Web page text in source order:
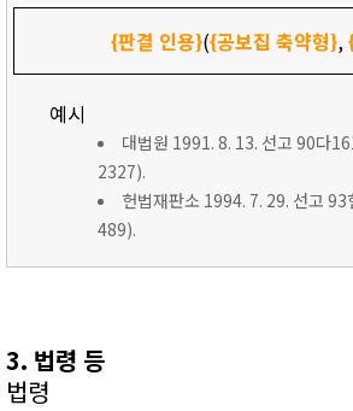
{판결 인용}({공보집 축약형},
예시
대법원 1991. 8. 13. 선고 90다
2327).
헌법재판소 1994. 7. 29. 선고
489).
3. 법령 등
법령